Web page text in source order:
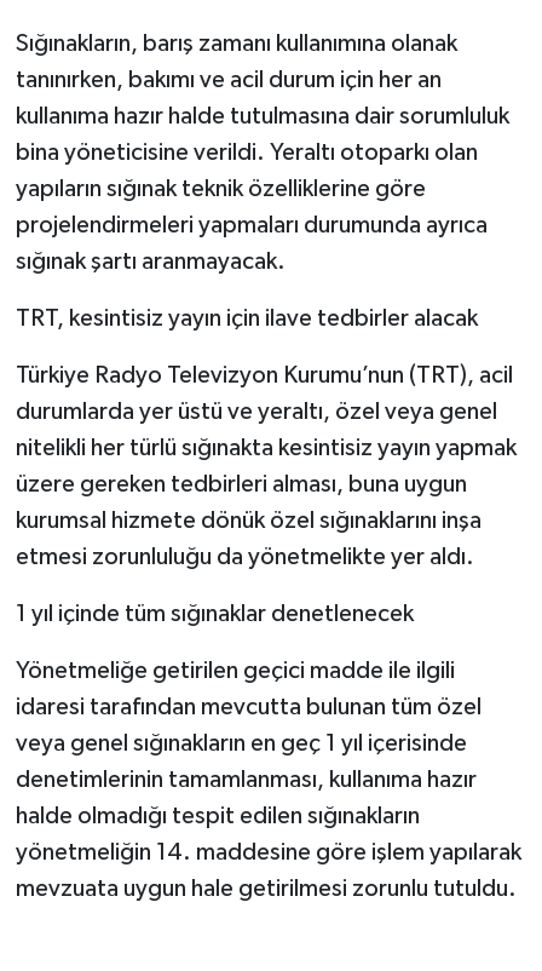
Sığınakların, barış zamanı kullanımına olanak
tanınırken, bakımı ve acil durum için her an
kullanıma hazır halde tutulmasına dair sorumluluk
bina yöneticisine verildi. Yeraltı otoparkı olan
yapıların sığınak teknik özelliklerine göre
projelendirmeleri yapmaları durumunda ayrıca
sığınak şartı aranmayacak.
TRT, kesintisiz yayın için ilave tedbirler alacak
Türkiye Radyo Televizyon Kurumu’nun (TRT), acil
durumlarda yer üstü ve yeraltı, özel veya genel
nitelikli her türlü sığınakta kesintisiz yayın yapmak
üzere gereken tedbirleri alması, buna uygun
kurumsal hizmete dönük özel sığınaklarını inşa
etmesi zorunluluğu da yönetmelikte yer aldı.
1 yıl içinde tüm sığınaklar denetlenecek
Yönetmeliğe getirilen geçici madde ile ilgili
idaresi tarafından mevcutta bulunan tüm özel
veya genel sığınakların en geç 1 yıl içerisinde
denetimlerinin tamamlanması, kullanıma hazır
halde olmadığı tespit edilen sığınakların
yönetmeliğin 14. maddesine göre işlem yapılarak
mevzuata uygun hale getirilmesi zorunlu tutuldu.